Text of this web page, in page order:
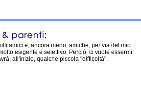
amici e, ancora meno, amiche, per via del mio
esigente e selettivo. Perciò, ci vuole essermi
all'inizio, qualche piccola "difficoltà".